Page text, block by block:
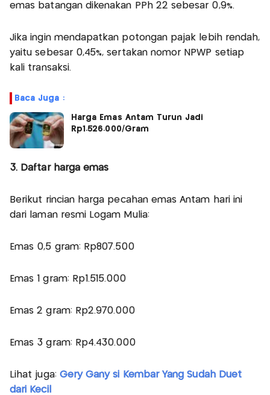
emas batangan dikenakan PPh 22 sebesar 0,9%.
Jika ingin mendapatkan potongan pajak lebih rendah,
yaitu sebesar 0,45%, sertakan nomor NPWP setiap
kali transaksi.
Baca Juga :
Harga Emas Antam Turun Jadi
Rp1.526.000/Gram
3. Daftar harga emas
Berikut rincian harga pecahan emas Antam hari ini
dari laman resmi Logam Mulia:
Emas 0,5 gram: Rp807.500
Emas 1 gram: Rp1.515.000
Emas 2 gram: Rp2.970.000
Emas 3 gram: Rp4.430.000
Lihat juga: Gery Gany si Kembar Yang Sudah Duet
dari Kecil